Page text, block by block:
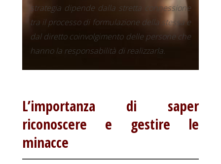
strategia dipende dalla stretta connessione
tra il processo di formulazione della stessa e
dal diretto coinvolgimento delle persone che
hanno la responsabilità di realizzarla.
L’importanza di saper
riconoscere e gestire le
minacce